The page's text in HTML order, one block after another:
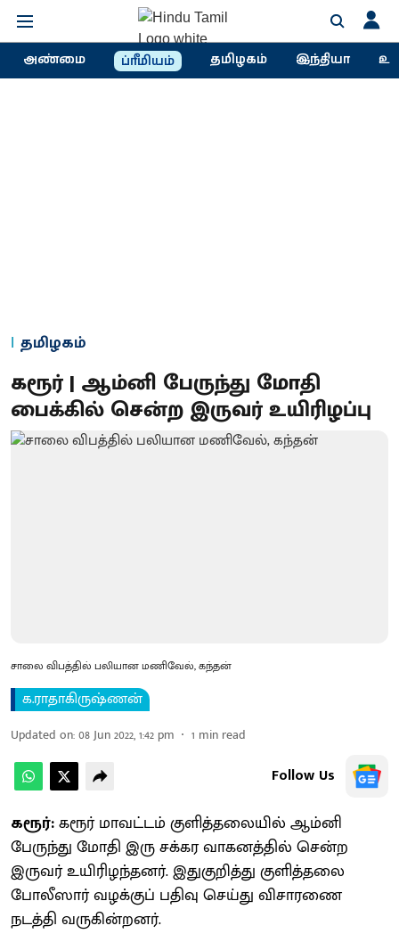
அண்மை ப்ரீமியம் தமிழகம் இந்தியா
தமிழகம்
கரூர் | ஆம்னி பேருந்து மோதி
பைக்கில் சென்ற இருவர் உயிரிழப்பு
சாலை விபத்தில் பலியான மணிவேல், கந்தன்
க.ராதாகிருஷ்ணன்
Updated on:08 Jun 2022, 1:42 pm 1 min read
Follow Us
கரூர்:கரூர் மாவட்டம் குளித்தலையில் ஆம்னி
பேருந்து மோதி இரு சக்கர வாகனத்தில் சென்ற
இருவர் உயிரிழந்தனர். இதுகுறித்து குளித்தலை
போலீஸார் வழக்குப் பதிவு செய்து விசாரணை
நடத்தி வருகின்றனர்.